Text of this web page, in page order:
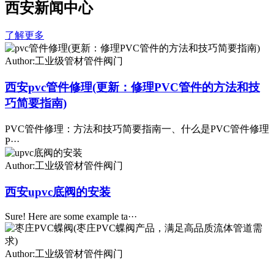
西安新闻中心
了解更多
Author:工业级管材管件阀门
西安pvc管件修理(更新：修理PVC管件的方法和技
巧简要指南)
PVC管件修理：方法和技巧简要指南一、什么是PVC管件修理
P···
Author:工业级管材管件阀门
西安upvc底阀的安装
Sure! Here are some example ta···
Author:工业级管材管件阀门